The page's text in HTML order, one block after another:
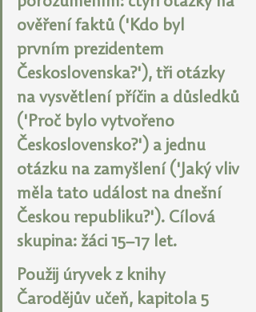
ověření faktů ('Kdo byl
prvním prezidentem
Československa?'), tři otázky
na vysvětlení příčin a důsledků
('Proč bylo vytvořeno
Československo?') a jednu
otázku na zamyšlení ('Jaký vliv
měla tato událost na dnešní
Českou republiku?'). Cílová
skupina: žáci 15–17 let.
Použij úryvek z knihy
Čarodějův učeň, kapitola 5